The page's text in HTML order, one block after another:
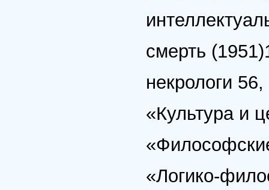
смерть
некрологи
«Культура и
«Логико-